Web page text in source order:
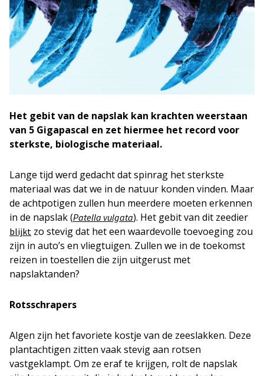
Het gebit van de napslak kan krachten weerstaan
van 5 Gigapascal en zet hiermee het record voor
sterkste, biologische materiaal.
Lange tijd werd gedacht dat spinrag het sterkste
materiaal was dat we in de natuur konden vinden. Maar
de achtpotigen zullen hun meerdere moeten erkennen
in de napslak (Patella vulgata). Het gebit van dit zeedier
blijkt zo stevig dat het een waardevolle toevoeging zou
zijn in auto’s en vliegtuigen. Zullen we in de toekomst
reizen in toestellen die zijn uitgerust met
napslaktanden?
Rotsschrapers
Algen zijn het favoriete kostje van de zeeslakken. Deze
plantachtigen zitten vaak stevig aan rotsen
vastgeklampt. Om ze eraf te krijgen, rolt de napslak